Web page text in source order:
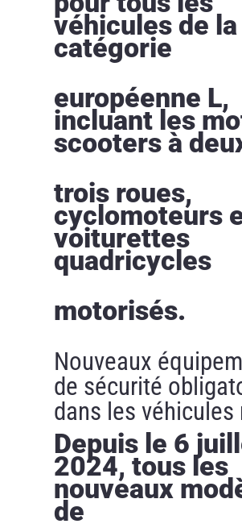
véhicules de la
catégorie
européenne L,
incluant les
scooters à
trois roues,
cyclomoteurs
voiturettes
quadricycles
motorisés.
Nouveaux
de sécurité
dans les véhicules
Depuis le 6
2024, tous les
nouveaux
de